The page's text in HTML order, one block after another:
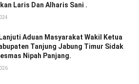
Laris Dan Alharis Sani .
Aduan Masyarakat Wakil Ketua
Tanjung Jabung Timur Sidak
Nipah Panjang.